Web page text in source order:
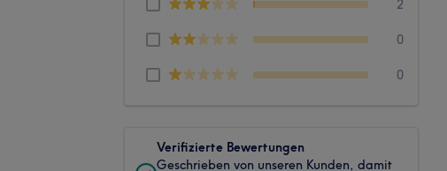
2
0
0
Verifizierte Bewertungen
Geschrieben von unseren Kunden, damit